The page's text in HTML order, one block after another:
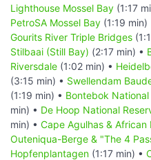
Lighthouse Mossel Bay (1:17
PetroSA Mossel Bay (1:19 min)
Gourits River Triple Bridges
Stilbaai (Still Bay) (2:17 min) •
Riversdale (1:02 min) •
(3:15 min) • Swellendam
(1:19 min) • Bontebok National
min) • De Hoop National
min) • Cape Agulhas & African
Outeniqua-Berge & "The 4
Hopfenplantagen (1:17 min) •